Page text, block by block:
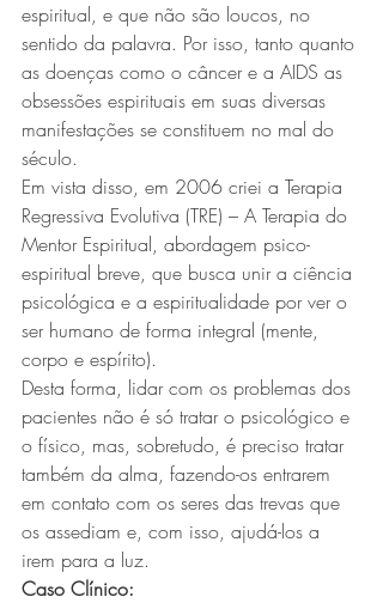
espiritual, e que não são loucos, no
sentido da palavra. Por isso, tanto quanto
as doenças como o câncer e a AIDS as
obsessões espirituais em suas diversas
manifestações se constituem no mal do
século.
Em vista disso, em 2006 criei a Terapia
Regressiva Evolutiva (TRE) – A Terapia do
Mentor Espiritual, abordagem psico-
espiritual breve, que busca unir a ciência
psicológica e a espiritualidade por ver o
ser humano de forma integral (mente,
corpo e espírito).
Desta forma, lidar com os problemas dos
pacientes não é só tratar o psicológico e
o físico, mas, sobretudo, é preciso tratar
também da alma, fazendo-os entrarem
em contato com os seres das trevas que
os assediam e, com isso, ajudá-los a
irem para a luz.
Caso Clínico: